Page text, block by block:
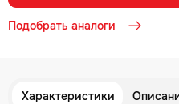
Подобрать аналоги
Характеристики